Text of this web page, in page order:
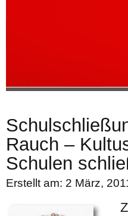
Rauch –
Schulen
Erstellt am: 2 März,